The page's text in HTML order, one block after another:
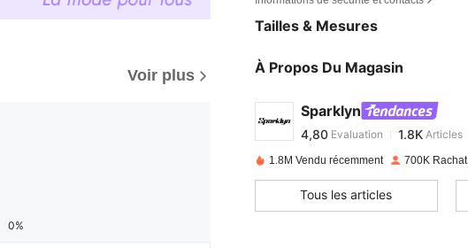
Voir plus
0%
Tailles & Mesures
À Propos Du Magasin
Sparklyn
4,80
4,80 1.8K
4,80 1.8K
n***ipayé Il y a 1 jour
4,80 1.8K
1.8M Vendu récemment 700K Rachat
Tous les articles